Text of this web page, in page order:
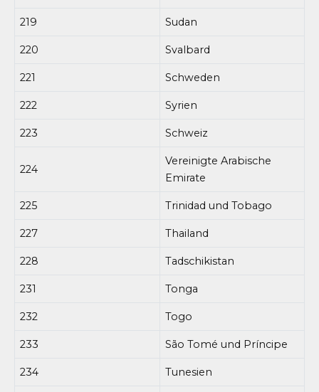
219 Sudan
220 Svalbard
221 Schweden
222 Syrien
223 Schweiz
224
Vereinigte Arabische
Emirate
225 Trinidad und Tobago
227 Thailand
228 Tadschikistan
231 Tonga
232 Togo
233 São Tomé und Príncipe
234 Tunesien